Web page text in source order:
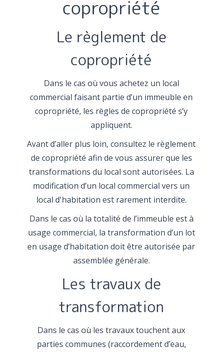
copropriété
Le règlement de
copropriété
Dans le cas où vous achetez un local
commercial faisant partie d’un immeuble en
copropriété, les règles de copropriété s’y
appliquent.
Avant d’aller plus loin, consultez le règlement
de copropriété afin de vous assurer que les
transformations du local sont autorisées. La
modification d’un local commercial vers un
local d'habitation est rarement interdite.
Dans le cas où la totalité de l’immeuble est à
usage commercial, la transformation d’un lot
en usage d’habitation doit être autorisée par
assemblée générale.
Les travaux de
transformation
Dans le cas où les travaux touchent aux
parties communes (raccordement d’eau,